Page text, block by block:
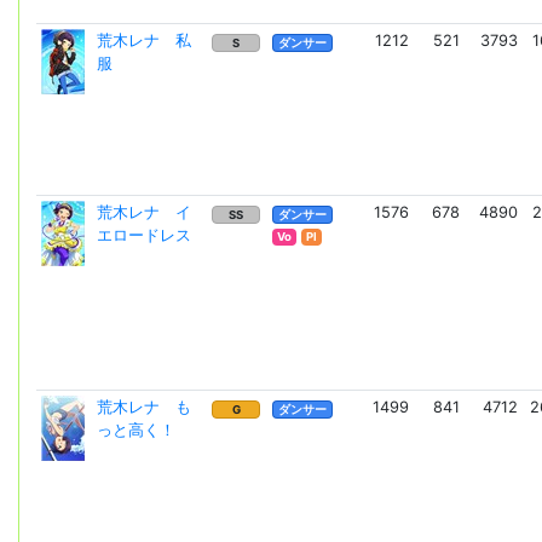
荒木レナ 私
服
S ダンサー 1212 521 3793
荒木レナ イ
エロードレス
SS
ダンサー
Vo
Pl
1576 678 4890
荒木レナ も
っと高く！
G ダンサー 1499 841 4712